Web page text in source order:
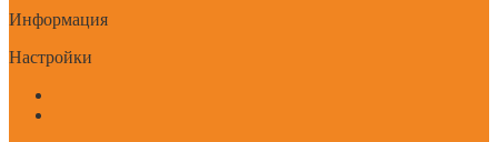
Информация
Настройки